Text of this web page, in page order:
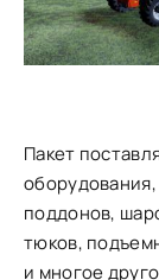
Пакет
поддонов,
тюков,
и многое